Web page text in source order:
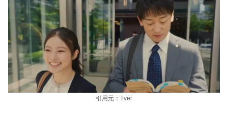
引用元：Tver